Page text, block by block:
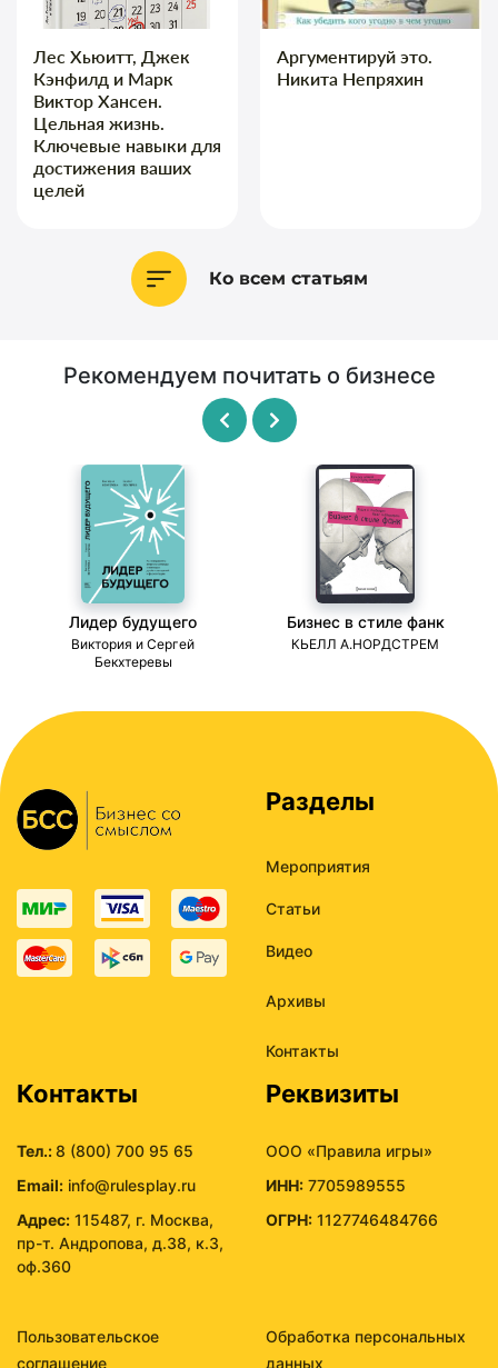
Лес Хьюитт, Джек
Кэнфилд и Марк
Виктор Хансен.
Цельная жизнь.
Ключевые навыки для
достижения ваших
целей
Аргументируй это.
Никита Непряхин
Ко всем статьям
Рекомендуем почитать о бизнесе
Лидер будущего
Виктория и Сергей
Бекхтеревы
Бизнес в стиле фанк
КЬЕЛЛ А.НОРДСТРЕМ
Разделы
Мероприятия
Статьи
Видео
Архивы
Контакты
Контакты
Тел.:8 (800) 700 95 65
Email: info@rulesplay.ru
Адрес: 115487, г. Москва,
пр-т. Андропова, д.38, к.3,
оф.360
Реквизиты
ООО «Правила игры»
ИНН: 7705989555
ОГРН: 1127746484766
Пользовательское
соглашение
Обработка персональных
данных